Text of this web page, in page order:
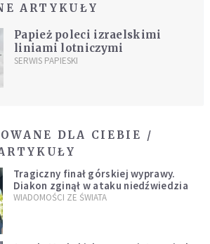
ARTYKUŁY
Papież poleci izraelskimi
liniami lotniczymi
SERWIS PAPIESKI
DLA CIEBIE /
Tragiczny finał górskiej wyprawy.
Diakon zginął w ataku niedźwiedzia
WIADOMOŚCI ZE ŚWIATA